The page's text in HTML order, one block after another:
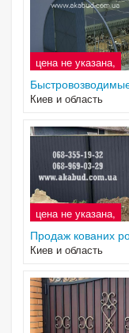
цена не указана,
Киев и область
цена не указана,
Продаж кованих
Киев и область